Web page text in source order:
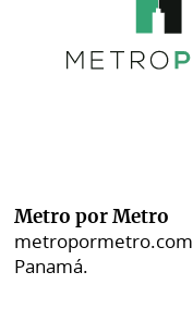
Metro por Metro
metropormetro.com
Panamá.